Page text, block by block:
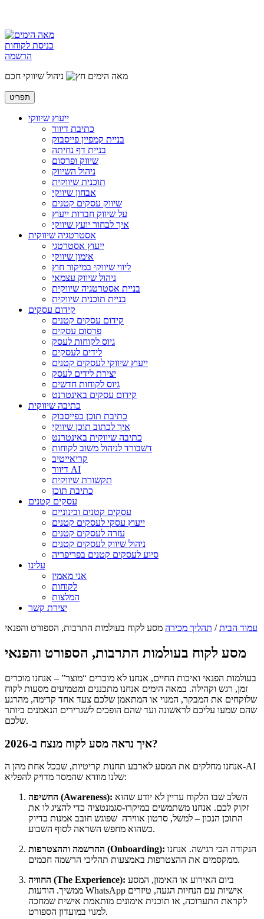
כניסת לקוחות
הרשמה
מאה הימים
ניהול שיווקי חכם
תפריט
ייעוץ שיווקי
כתיבת דיוור
בניית קמפיין פייסבוק
בניית דף נחיתה
שיווק ופרסום
ניהול השיווק
תוכנית שיווקית
אבחון שיווקי
שיווק עסקים קטנים
על שיווק חברות ייעוץ
איך לבחור יועץ שיווקי
אסטרטגיה שיווקית
ייעוץ אסטרטגי
אימון שיווקי
ליווי שיווקי במיקור חוץ
ניהול שיווק עצמאי
בניית אסטרטגיה שיווקית
בניית תוכנית שיווקית
קידום עסקים
קידום עסקים קטנים
פרסום עסקים
גיוס לקוחות לעסק
לידים לעסקים
ייעוץ שיווקי לעסקים קטנים
יצירת לידים לעסק
גיוס לקוחות חדשים
קידום עסקים באינטרנט
כתיבה שיווקית
כתיבת תוכן בפייסבוק
איך לכתוב תוכן שיווקי
כתיבה שיווקית באינטרנט
דשבורד לניהול משוב לקוחות
קריאייטיב
דיוור AI
תקשורת שיווקית
כתיבת תוכן
עסקים קטנים
עסקים קטנים ובינוניים
ייעוץ עסקי לעסקים קטנים
עזרה לעסקים קטנים
ניהול שיווק לעסקים קטנים
סיוע לעסקים קטנים בפריפריה
עלינו
אני מאמין
לקוחות
המלצות
יצירת קשר
עמוד הבית/ תהליך מכירה מסע לקוח בעולמות התרבות, הספורט והפנאי
מסע לקוח בעולמות התרבות, הספורט והפנאי
בעולמות הפנאי ואיכות החיים, אנחנו לא מוכרים “מוצר” – אנחנו מוכרים
זמן, רגש וקהילה. במאה הימים אנחנו מתכננים ומטמיעים מסעות לקוח
שלוקחים את המבקר, המנוי או המתאמן שלכם צעד אחד קדימה, מהרגע
שהם שמעו עליכם לראשונה ועד שהם הופכים לשגרירים הנאמנים ביותר
שלכם.
איך נראה מסע לקוח מנצח ב-2026?
אנחנו מחלקים את המסע לארבע תחנות קריטיות, שבכל אחת מהן ה-AI
שלנו מוודא שהמסר מדויק להפליא:
החשיפה (Awareness):
זקוק לכם. אנחנו משתמשים במיקרו-סגמנטציה כדי להציג לו את
התוכן הנכון – למשל, סרטון אווירה שפוגש חובב אמנות בדיוק
כשהוא מחפש השראה לסוף השבוע.
ההרשמה וההצטרפות (Onboarding):
ממקסמים את ההצטרפות באמצעות תהליכי הרשמה חכמים.
החוויה (The Experience):
ממשיך. הודעות WhatsApp אישיות עם הנחיות הגעה, טיזרים
לקראת התערוכה, או תוכנית אימונים מותאמת אישית שמחכה
למנוי במועדון הספורט.